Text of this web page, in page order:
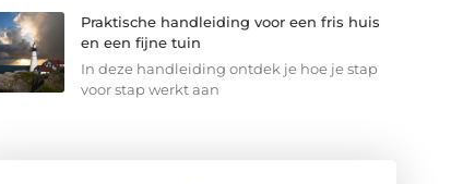
Praktische handleiding voor een fris huis
en een fijne tuin
In deze handleiding ontdek je hoe je stap
voor stap werkt aan